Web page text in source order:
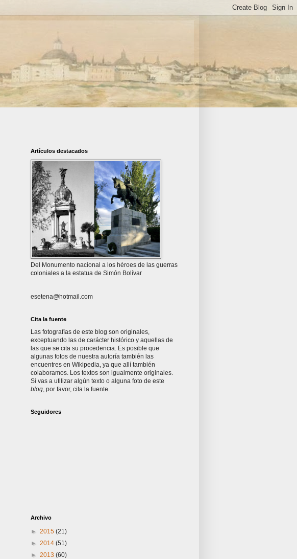
Artículos destacados
Del Monumento nacional a los héroes de las guerras
coloniales a la estatua de Simón Bolívar
esetena@hotmail.com
Cita la fuente
Las fotografías de este blog son originales,
exceptuando las de carácter histórico y aquellas de
las que se cita su procedencia. Es posible que
algunas fotos de nuestra autoría también las
encuentres en Wikipedia, ya que allí también
colaboramos. Los textos son igualmente originales.
Si vas a utilizar algún texto o alguna foto de este
blog, por favor, cita la fuente.
Seguidores
Archivo
► 2015 (21)
► 2014 (51)
► 2013 (60)